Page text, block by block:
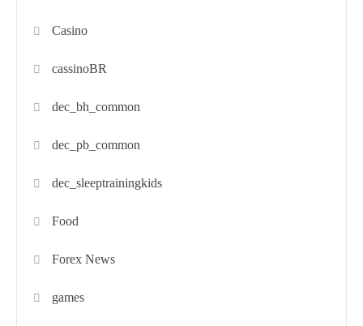
Casino
cassinoBR
dec_bh_common
dec_pb_common
dec_sleeptrainingkids
Food
Forex News
games